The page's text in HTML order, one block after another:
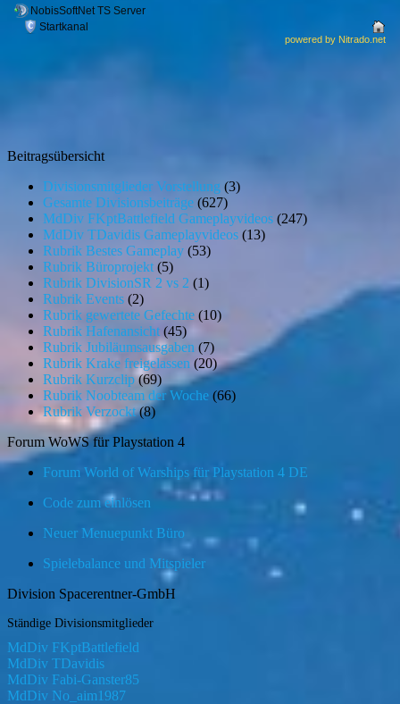
Beitragsübersicht
Divisionsmitglieder Vorstellung (3)
Gesamte Divisionsbeiträge (627)
MdDiv FKptBattlefield Gameplayvideos (247)
MdDiv TDavidis Gameplayvideos (13)
Rubrik Bestes Gameplay (53)
Rubrik Büroprojekt (5)
Rubrik DivisionSR 2 vs 2 (1)
Rubrik Events (2)
Rubrik gewertete Gefechte (10)
Rubrik Hafenansicht (45)
Rubrik Jubiläumsausgaben (7)
Rubrik Krake freigelassen (20)
Rubrik Kurzclip(69)
Rubrik Noobteam der Woche (66)
Rubrik Verzockt(8)
Forum WoWS für Playstation 4
Forum World of Warships für Playstation 4 DE
Code zum einlösen
Neuer Menuepunkt Büro
Spielebalance und Mitspieler
Division Spacerentner-GmbH
Ständige Divisionsmitglieder
MdDiv FKptBattlefield
MdDiv TDavidis
MdDiv Fabi-Ganster85
MdDiv No_aim1987